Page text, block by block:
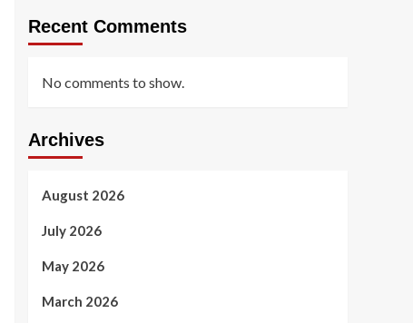
Recent Comments
No comments to show.
Archives
August 2026
July 2026
May 2026
March 2026